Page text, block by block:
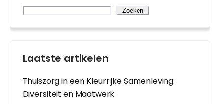
Zoeken
Laatste artikelen
Thuiszorg in een Kleurrijke Samenleving:
Diversiteit en Maatwerk